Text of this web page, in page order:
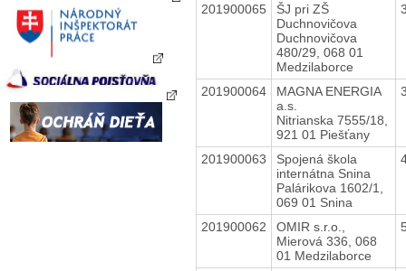
201900065
ŠJ pri ZŠ
Duchnovičova
Duchnovičova
480/29, 068 01
Medzilaborce
201900064
MAGNA ENERGIA
a.s.
Nitrianska 7555/18,
921 01 Piešťany
201900063
Spojená škola
internátna Snina
Palárikova 1602/1,
069 01 Snina
201900062
OMIR s.r.o.,
Mierová 336, 068
01 Medzilaborce